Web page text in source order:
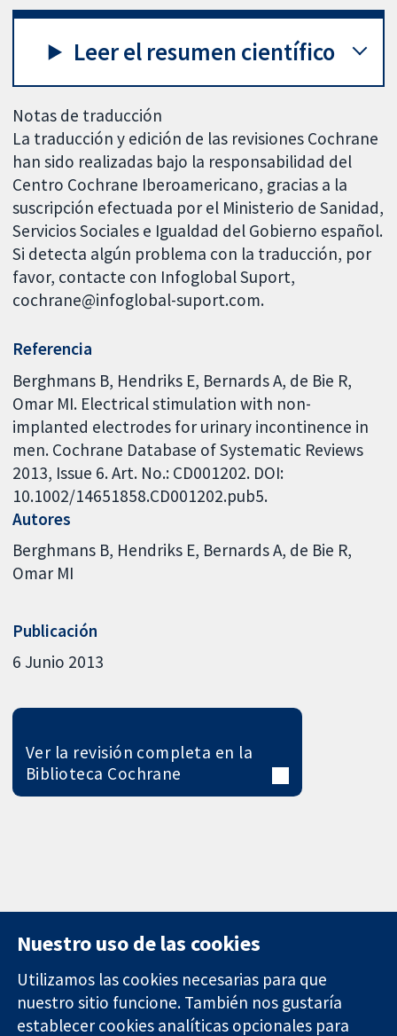
Leer el resumen científico
Notas de traducción
La traducción y edición de las revisiones Cochrane
han sido realizadas bajo la responsabilidad del
Centro Cochrane Iberoamericano, gracias a la
suscripción efectuada por el Ministerio de Sanidad,
Servicios Sociales e Igualdad del Gobierno español.
Si detecta algún problema con la traducción, por
favor, contacte con Infoglobal Suport,
cochrane@infoglobal-suport.com.
Referencia
Berghmans B, Hendriks E, Bernards A, de Bie R,
Omar MI. Electrical stimulation with non-
implanted electrodes for urinary incontinence in
men. Cochrane Database of Systematic Reviews
2013, Issue 6. Art. No.: CD001202. DOI:
10.1002/14651858.CD001202.pub5.
Autores
Berghmans B Hendriks E Bernards A de Bie R
Omar MI
Publicación
6 Junio 2013
Ver la revisión completa en la
Biblioteca Cochrane
11-13 Cavendish
Square
Contacto
Noticias
Nuestro uso de las cookies
Utilizamos las cookies necesarias para que
nuestro sitio funcione. También nos gustaría
establecer cookies analíticas opcionales para